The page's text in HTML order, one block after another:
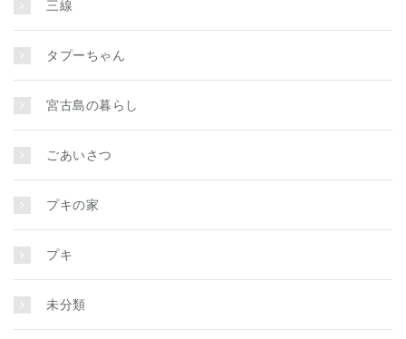
三線
タプーちゃん
宮古島の暮らし
ごあいさつ
プキの家
プキ
未分類